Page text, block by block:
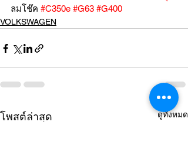
ลมโช๊ค #C350e #G63 #G400
VOLKSWAGEN
โพสต์ล่าสุด ดูทั้งหมด